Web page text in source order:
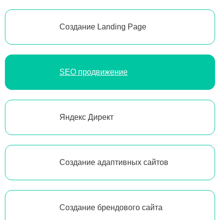
Создание Landing Page
SEO продвижение
Яндекс Директ
Создание адаптивных сайтов
Создание брендового сайта